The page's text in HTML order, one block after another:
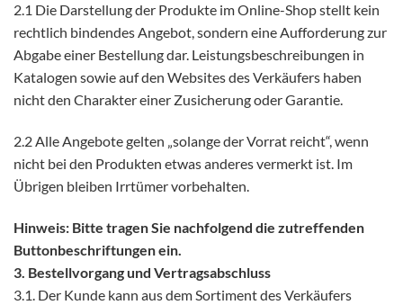
2.1 Die Darstellung der Produkte im Online-Shop stellt kein
rechtlich bindendes Angebot, sondern eine Aufforderung zur
Abgabe einer Bestellung dar. Leistungsbeschreibungen in
Katalogen sowie auf den Websites des Verkäufers haben
nicht den Charakter einer Zusicherung oder Garantie.
2.2 Alle Angebote gelten „solange der Vorrat reicht“, wenn
nicht bei den Produkten etwas anderes vermerkt ist. Im
Übrigen bleiben Irrtümer vorbehalten.
Hinweis: Bitte tragen Sie nachfolgend die zutreffenden
Buttonbeschriftungen ein.
3. Bestellvorgang und Vertragsabschluss
3.1. Der Kunde kann aus dem Sortiment des Verkäufers